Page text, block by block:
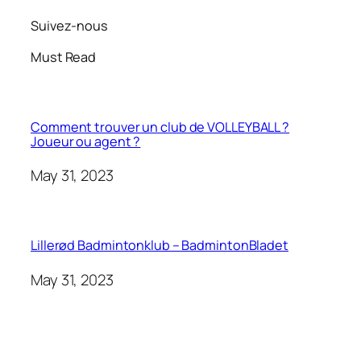
Suivez-nous
Must Read
Comment trouver un club de VOLLEYBALL ?
Joueur ou agent ?
May 31, 2023
Lillerød Badmintonklub – BadmintonBladet
May 31, 2023